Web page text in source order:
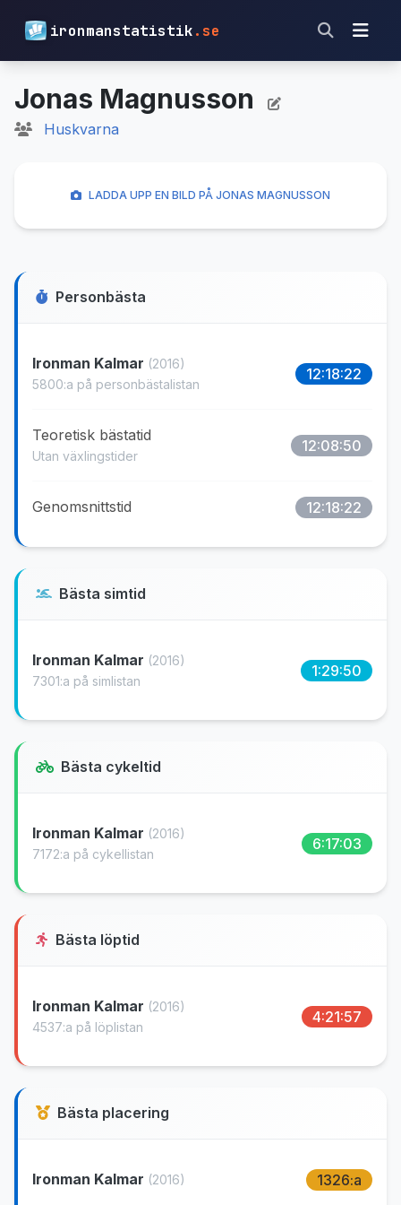
ironmanstatistik.se
Jonas Magnusson
Huskvarna
Personbästa
Ironman Kalmar (2016)
5800:a på personbästalistan
12:18:22
Teoretisk bästatid
Utan växlingstider
12:08:50
Genomsnittstid 12:18:22
Bästa simtid
Ironman Kalmar (2016)
7301:a på simlistan
1:29:50
Bästa cykeltid
Ironman Kalmar (2016)
7172:a på cykellistan
6:17:03
Bästa löptid
Ironman Kalmar (2016)
4537:a på löplistan
4:21:57
Bästa placering
Ironman Kalmar (2016) 1326:a
LADDA UPP EN BILD PÅ JONAS MAGNUSSON